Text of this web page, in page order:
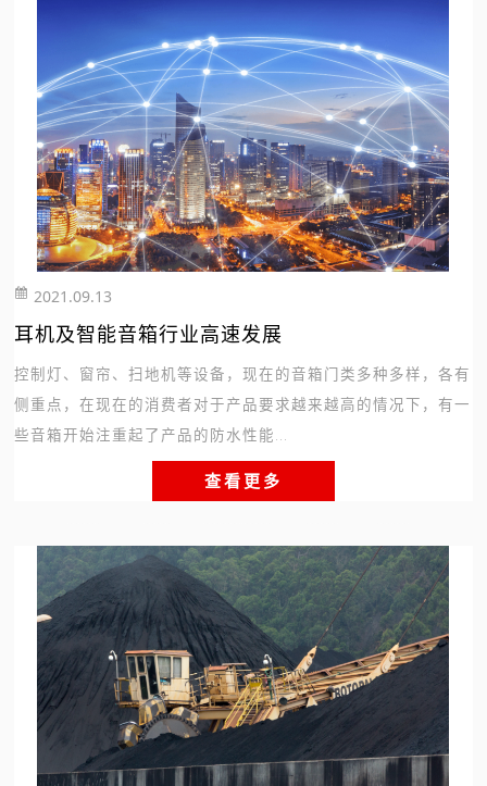
2021.09.13
耳机及智能音箱行业高速发展
控制灯、窗帘、扫地机等设备，现在的音箱门类多种多样，各有
侧重点，在现在的消费者对于产品要求越来越高的情况下，有一
些音箱开始注重起了产品的防水性能...
查看更多